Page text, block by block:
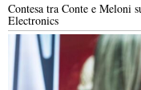
Contesa tra Conte e Meloni
Electronics